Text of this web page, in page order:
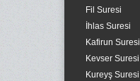
Fil Suresi
İhlas Suresi
Kafirun Suresi
Kevser Suresi
Kureyş Suresi